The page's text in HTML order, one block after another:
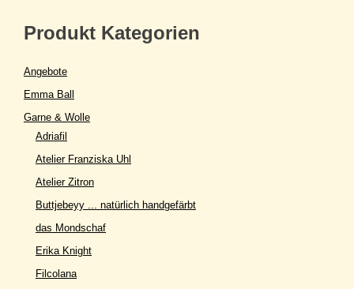
Produkt Kategorien
Angebote
Emma Ball
Garne & Wolle
Adriafil
Atelier Franziska Uhl
Atelier Zitron
Buttjebeyy ... natürlich handgefärbt
das Mondschaf
Erika Knight
Filcolana